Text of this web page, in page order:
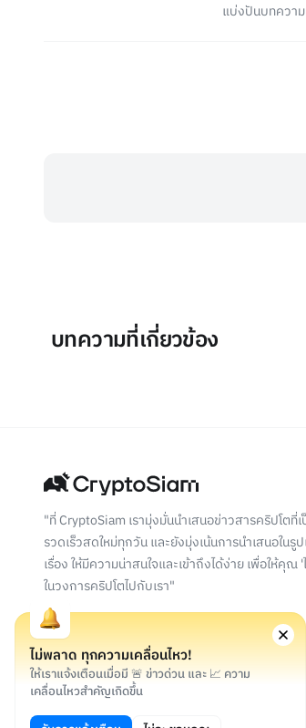
แบ่งปันบทควา
บทความที่เกี่ยวข้อง
"ที่ CryptoSiam เรามุ่งมั่นนำเสนอข่าวสารคริปโตที่
รวดเร็วสดใหม่ทุกวัน และยังมุ่งเน้นการนำเสนอในรู
เรื่อง ให้มีความน่าสนใจและเข้าถึงได้ง่าย เพื่อให้คุ
ในวงการคริปโตไปกับเรา"
©2026สงวนลิขสิทธิ์
ไม่พลาด ทุกความเคลื่อนไหว!
ให้เราแจ้งเตือนเมื่อมี 🚨 ข่าวด่วน และ 📈 ความ
เคลื่อนไหวสำคัญเกิดขึ้น